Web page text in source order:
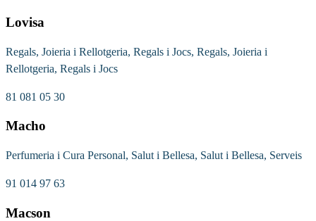
Lovisa
Regals, Joieria i Rellotgeria, Regals i Jocs, Regals, Joieria i
Rellotgeria, Regals i Jocs
81 081 05 30
Macho
Perfumeria i Cura Personal, Salut i Bellesa, Salut i Bellesa, Serveis
91 014 97 63
Macson